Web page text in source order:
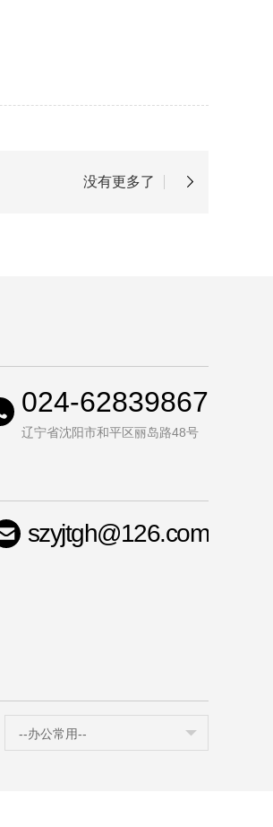
没有更多了
024-62839867
辽宁省沈阳市和平区丽岛路48号
szyjtgh@126.com
--办公常用--